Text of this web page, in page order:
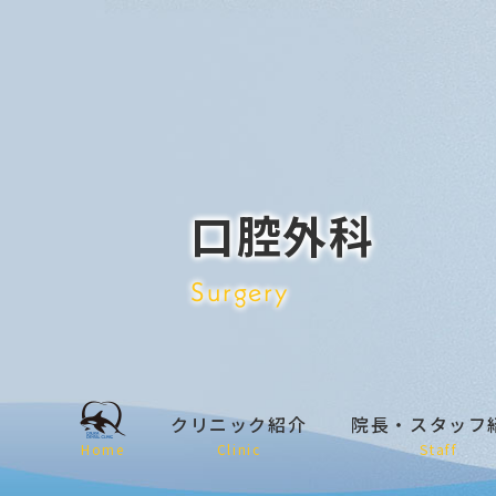
口腔外科
Surgery
Home
クリニック紹介
Clinic
院長・スタッフ
Staff